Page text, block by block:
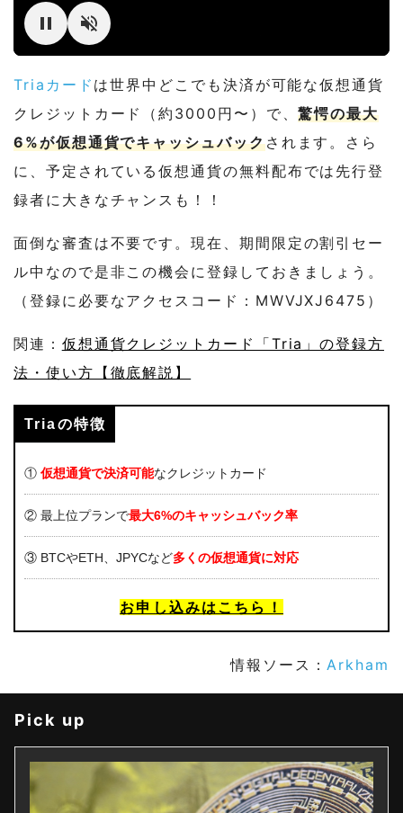
Triaカード は世界中どこでも決済が可能な仮想通貨
クレジットカード（約3000円〜）で、驚愕の最大
6%が仮想通貨でキャッシュバックされます。さら
に、予定されている仮想通貨の無料配布では先行登
録者に大きなチャンスも！！
面倒な審査は不要です。現在、期間限定の割引セー
ル中なので是非この機会に登録しておきましょう。
（登録に必要なアクセスコード：MWVJXJ6475）
関連： 仮想通貨クレジットカード「Tria」の登録方
法・使い方【徹底解説】
Triaの特徴
① 仮想通貨で決済可能なクレジットカード
② 最上位プランで最大6%のキャッシュバック率
③ BTCやETH、JPYCなど多くの仮想通貨に対応
お申し込みはこちら！
情報ソース： Arkham
Pick up